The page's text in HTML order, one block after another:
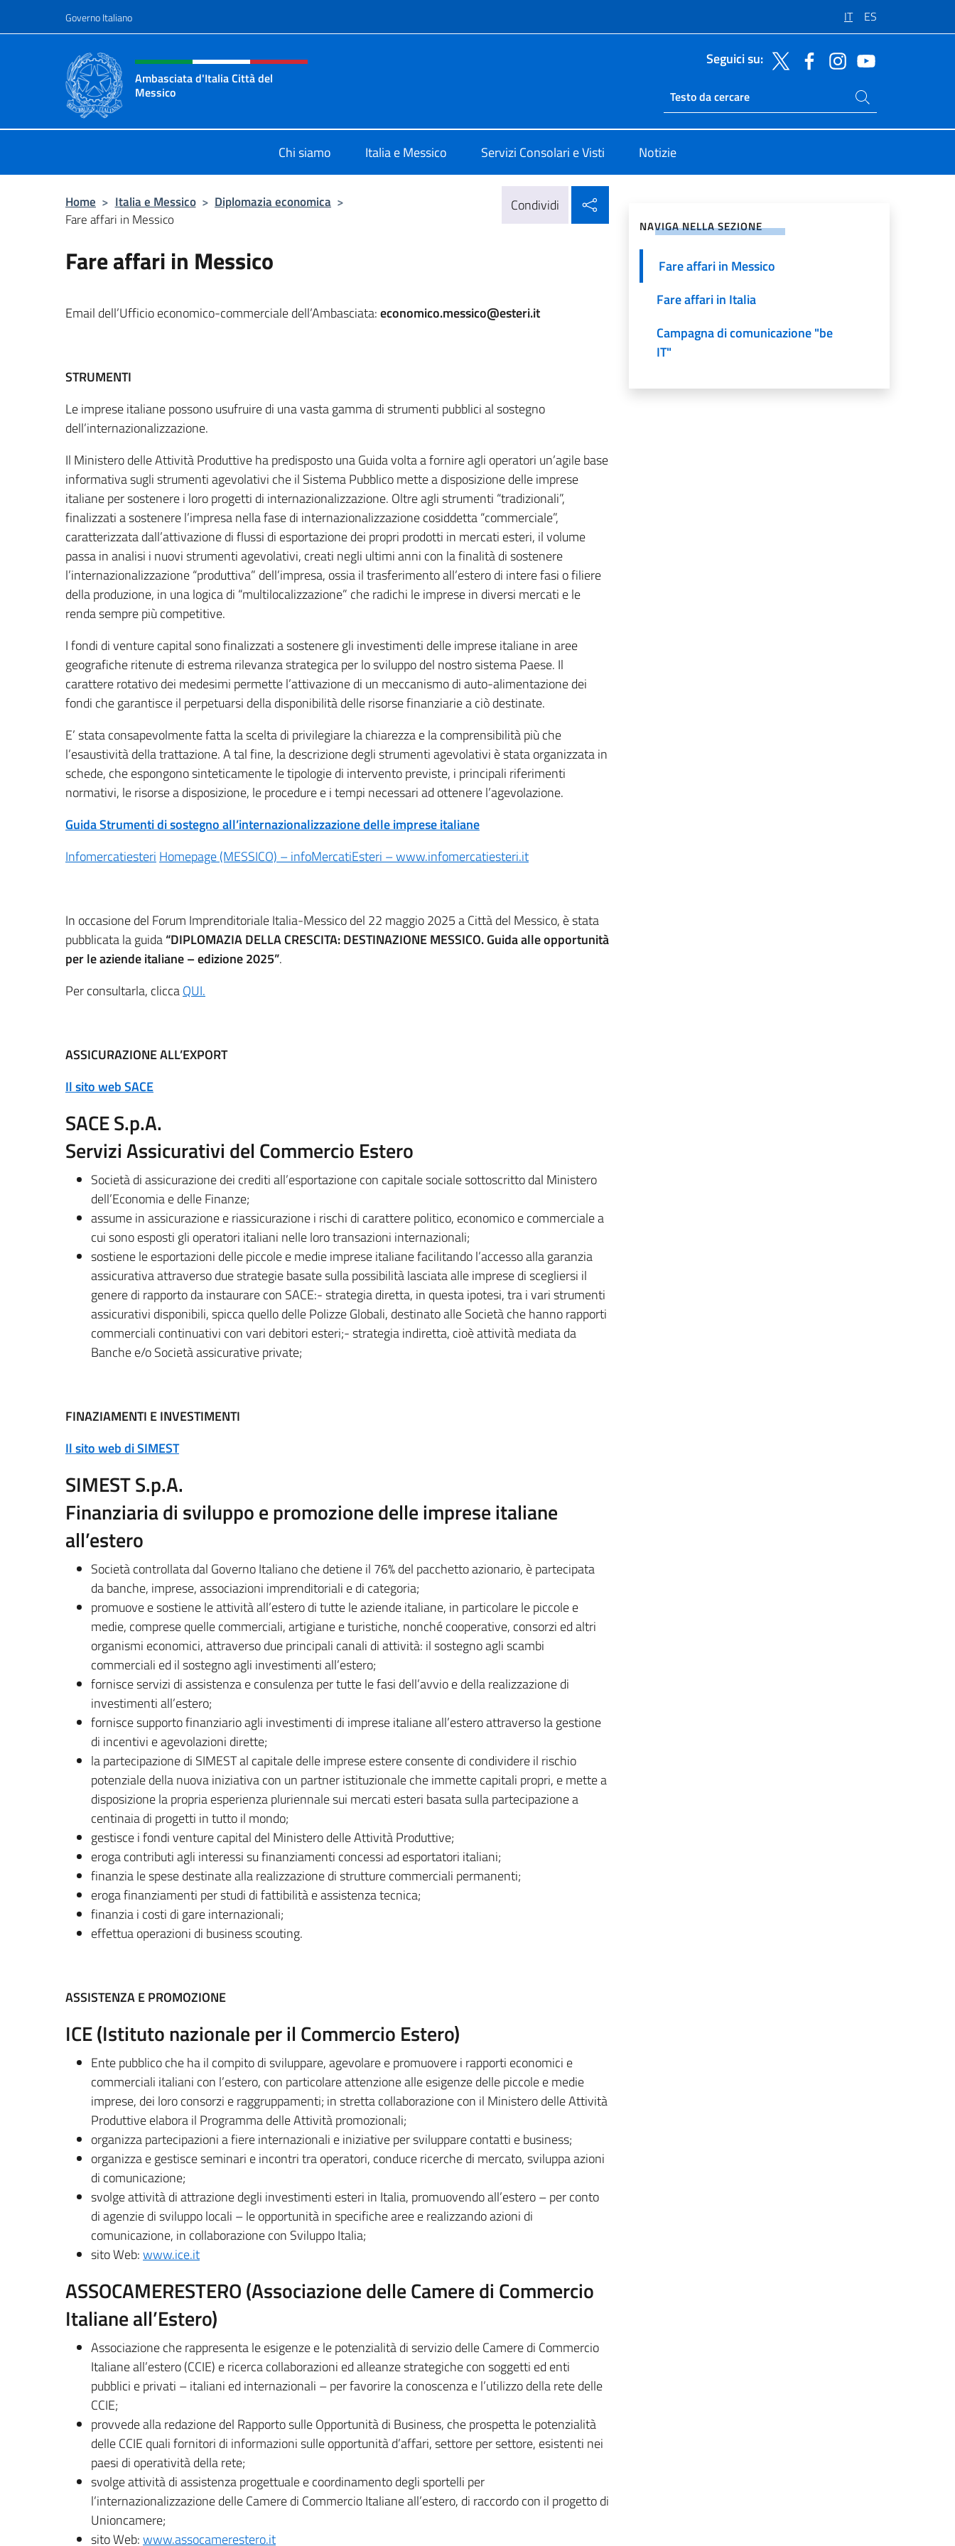
Governo Italiano IT ES
Intestazione sito, social e menù
Ambasciata d'Italia Città del
Messico
Seguici su:
Ricerca sito live
Cerca nel sito
Chi siamo Italia e Messico Servizi Consolari e Visti Notizie
Home > Italia e Messico > Diplomazia economica >
Fare affari in Messico
Condividi
Fare affari in Messico
Email dell’Ufficio economico-commerciale dell’Ambasciata:economico.messico@esteri.it
STRUMENTI
Le imprese italiane possono usufruire di una vasta gamma di strumenti pubblici al sostegno
dell’internazionalizzazione.
Il Ministero delle Attività Produttive ha predisposto una Guida volta a fornire agli operatori un’agile base
informativa sugli strumenti agevolativi che il Sistema Pubblico mette a disposizione delle imprese
italiane per sostenere i loro progetti di internazionalizzazione. Oltre agli strumenti “tradizionali”,
finalizzati a sostenere l’impresa nella fase di internazionalizzazione cosiddetta “commerciale”,
caratterizzata dall’attivazione di flussi di esportazione dei propri prodotti in mercati esteri, il volume
passa in analisi i nuovi strumenti agevolativi, creati negli ultimi anni con la finalità di sostenere
l’internazionalizzazione “produttiva” dell’impresa, ossia il trasferimento all’estero di intere fasi o filiere
della produzione, in una logica di “multilocalizzazione” che radichi le imprese in diversi mercati e le
renda sempre più competitive.
I fondi di venture capital sono finalizzati a sostenere gli investimenti delle imprese italiane in aree
geografiche ritenute di estrema rilevanza strategica per lo sviluppo del nostro sistema Paese. Il
carattere rotativo dei medesimi permette l’attivazione di un meccanismo di auto-alimentazione dei
fondi che garantisce il perpetuarsi della disponibilità delle risorse finanziarie a ciò destinate.
E’ stata consapevolmente fatta la scelta di privilegiare la chiarezza e la comprensibilità più che
l’esaustività della trattazione. A tal fine, la descrizione degli strumenti agevolativi è stata organizzata in
schede, che espongono sinteticamente le tipologie di intervento previste, i principali riferimenti
normativi, le risorse a disposizione, le procedure e i tempi necessari ad ottenere l’agevolazione.
Guida Strumenti di sostegno all’internazionalizzazione delle imprese italiane
Infomercatiesteri Homepage (MESSICO) – infoMercatiEsteri – www.infomercatiesteri.it
In occasione del Forum Imprenditoriale Italia-Messico del 22 maggio 2025 a Città del Messico, è stata
pubblicata la guida“DIPLOMAZIA DELLA CRESCITA: DESTINAZIONE MESSICO. Guida alle opportunità
per le aziende italiane – edizione 2025”.
Per consultarla, cliccaQUI.
ASSICURAZIONE ALL’EXPORT
Il sito web SACE
SACE S.p.A.
Servizi Assicurativi del Commercio Estero
Società di assicurazione dei crediti all’esportazione con capitale sociale sottoscritto dal Ministero
dell’Economia e delle Finanze;
assume in assicurazione e riassicurazione i rischi di carattere politico, economico e commerciale a
cui sono esposti gli operatori italiani nelle loro transazioni internazionali;
sostiene le esportazioni delle piccole e medie imprese italiane facilitando l’accesso alla garanzia
assicurativa attraverso due strategie basate sulla possibilità lasciata alle imprese di scegliersi il
genere di rapporto da instaurare con SACE:- strategia diretta, in questa ipotesi, tra i vari strumenti
assicurativi disponibili, spicca quello delle Polizze Globali, destinato alle Società che hanno rapporti
commerciali continuativi con vari debitori esteri;- strategia indiretta, cioè attività mediata da
Banche e/o Società assicurative private;
FINAZIAMENTI E INVESTIMENTI
Il sito web di SIMEST
SIMEST S.p.A.
Finanziaria di sviluppo e promozione delle imprese italiane
all’estero
Società controllata dal Governo Italiano che detiene il 76% del pacchetto azionario, è partecipata
da banche, imprese, associazioni imprenditoriali e di categoria;
promuove e sostiene le attività all’estero di tutte le aziende italiane, in particolare le piccole e
medie, comprese quelle commerciali, artigiane e turistiche, nonché cooperative, consorzi ed altri
organismi economici, attraverso due principali canali di attività: il sostegno agli scambi
commerciali ed il sostegno agli investimenti all’estero;
fornisce servizi di assistenza e consulenza per tutte le fasi dell’avvio e della realizzazione di
investimenti all’estero;
fornisce supporto finanziario agli investimenti di imprese italiane all’estero attraverso la gestione
di incentivi e agevolazioni dirette;
la partecipazione di SIMEST al capitale delle imprese estere consente di condividere il rischio
potenziale della nuova iniziativa con un partner istituzionale che immette capitali propri, e mette a
disposizione la propria esperienza pluriennale sui mercati esteri basata sulla partecipazione a
centinaia di progetti in tutto il mondo;
gestisce i fondi venture capital del Ministero delle Attività Produttive;
eroga contributi agli interessi su finanziamenti concessi ad esportatori italiani;
finanzia le spese destinate alla realizzazione di strutture commerciali permanenti;
eroga finanziamenti per studi di fattibilità e assistenza tecnica;
finanzia i costi di gare internazionali;
effettua operazioni di business scouting.
ASSISTENZA E PROMOZIONE
ICE (Istituto nazionale per il Commercio Estero)
Ente pubblico che ha il compito di sviluppare, agevolare e promuovere i rapporti economici e
commerciali italiani con l’estero, con particolare attenzione alle esigenze delle piccole e medie
imprese, dei loro consorzi e raggruppamenti; in stretta collaborazione con il Ministero delle Attività
Produttive elabora il Programma delle Attività promozionali;
organizza partecipazioni a fiere internazionali e iniziative per sviluppare contatti e business;
organizza e gestisce seminari e incontri tra operatori, conduce ricerche di mercato, sviluppa azioni
di comunicazione;
svolge attività di attrazione degli investimenti esteri in Italia, promuovendo all’estero – per conto
di agenzie di sviluppo locali – le opportunità in specifiche aree e realizzando azioni di
comunicazione, in collaborazione con Sviluppo Italia;
sito Web:www.ice.it
ASSOCAMERESTERO (Associazione delle Camere di Commercio
Italiane all’Estero)
Associazione che rappresenta le esigenze e le potenzialità di servizio delle Camere di Commercio
Italiane all’estero (CCIE) e ricerca collaborazioni ed alleanze strategiche con soggetti ed enti
pubblici e privati – italiani ed internazionali – per favorire la conoscenza e l’utilizzo della rete delle
CCIE;
provvede alla redazione del Rapporto sulle Opportunità di Business, che prospetta le potenzialità
delle CCIE quali fornitori di informazioni sulle opportunità d’affari, settore per settore, esistenti nei
paesi di operatività della rete;
svolge attività di assistenza progettuale e coordinamento degli sportelli per
l’internazionalizzazione delle Camere di Commercio Italiane all’estero, di raccordo con il progetto di
Unioncamere;
sito Web:www.assocamerestero.it
NAVIGA NELLA SEZIONE
Fare affari in Messico
Fare affari in Italia
Campagna di comunicazione "be
IT"